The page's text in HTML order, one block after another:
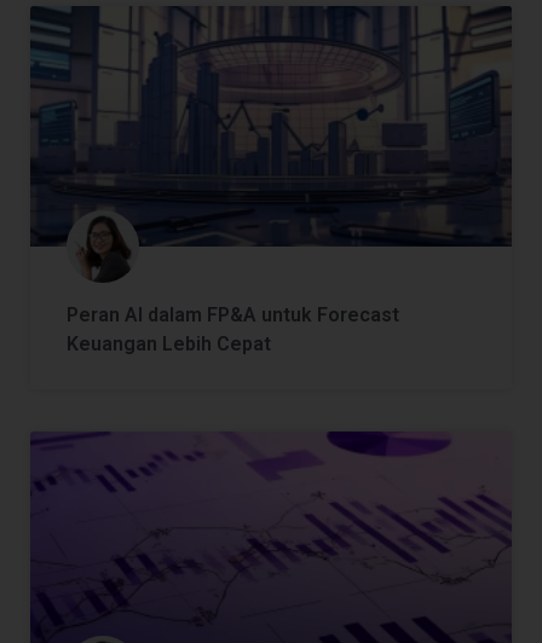
Peran AI dalam FP&A untuk Forecast
Keuangan Lebih Cepat